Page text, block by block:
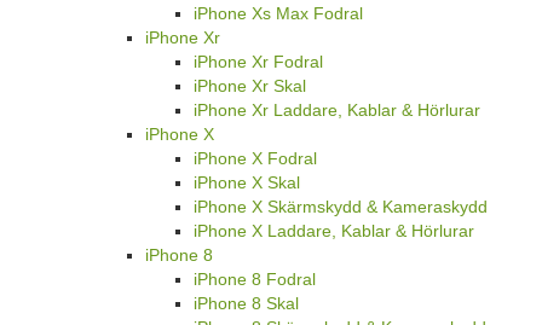
iPhone Xs Max Fodral
iPhone Xr
iPhone Xr Fodral
iPhone Xr Skal
iPhone Xr Laddare, Kablar & Hörlurar
iPhone X
iPhone X Fodral
iPhone X Skal
iPhone X Skärmskydd & Kameraskydd
iPhone X Laddare, Kablar & Hörlurar
iPhone 8
iPhone 8 Fodral
iPhone 8 Skal